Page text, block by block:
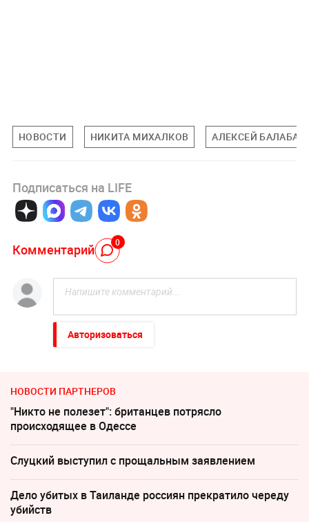
НОВОСТИ НИКИТА МИХАЛКОВ АЛЕКСЕЙ
Подписаться на LIFE
Комментарий 0
Авторизоваться
НОВОСТИ ПАРТНЕРОВ
"Никто не полезет": британцев потрясло
происходящее в Одессе
Слуцкий выступил с прощальным заявлением
Дело убитых в Таиланде россиян прекратило череду
убийств